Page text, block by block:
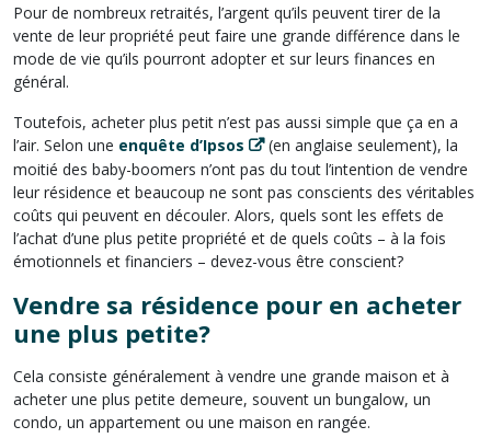
Pour de nombreux retraités, l’argent qu’ils peuvent tirer de la
vente de leur propriété peut faire une grande différence dans le
mode de vie qu’ils pourront adopter et sur leurs finances en
général.
Toutefois, acheter plus petit n’est pas aussi simple que ça en a
l’air. Selon une enquête d’Ipsos
(en anglaise seulement), la
moitié des baby-boomers n’ont pas du tout l’intention de vendre
leur résidence et beaucoup ne sont pas conscients des véritables
coûts qui peuvent en découler. Alors, quels sont les effets de
l’achat d’une plus petite propriété et de quels coûts – à la fois
émotionnels et financiers – devez-vous être conscient?
Vendre sa résidence pour en acheter
une plus petite?
Cela consiste généralement à vendre une grande maison et à
acheter une plus petite demeure, souvent un bungalow, un
condo, un appartement ou une maison en rangée.